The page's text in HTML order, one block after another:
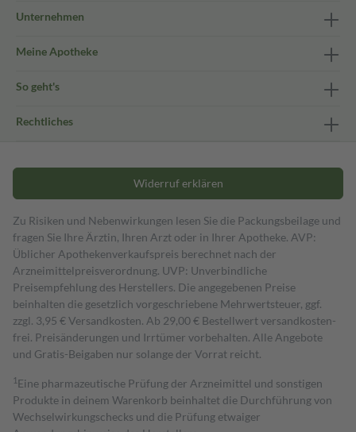
Unternehmen
Meine Apotheke
So geht's
Rechtliches
Widerruf erklären
Zu Risiken und Nebenwirkungen lesen Sie die Packungsbeilage und
fragen Sie Ihre Ärztin, Ihren Arzt oder in Ihrer Apotheke. AVP:
Üblicher Apothekenverkaufspreis berechnet nach der
Arzneimittelpreisverordnung. UVP: Unverbindliche
Preisempfehlung des Herstellers. Die angegebenen Preise
beinhalten die gesetzlich vorgeschriebene Mehrwertsteuer, ggf.
zzgl. 3,95 € Versandkosten. Ab 29,00 € Bestell­wert versand­kosten­
frei. Preisänderungen und Irrtümer vorbehalten. Alle Angebote
und Gratis-Beigaben nur solange der Vorrat reicht.
1 Eine pharmazeutische Prüfung der Arzneimittel und sonstigen
Produkte in deinem Warenkorb beinhaltet die Durchführung von
Wechselwirkungschecks und die Prüfung etwaiger